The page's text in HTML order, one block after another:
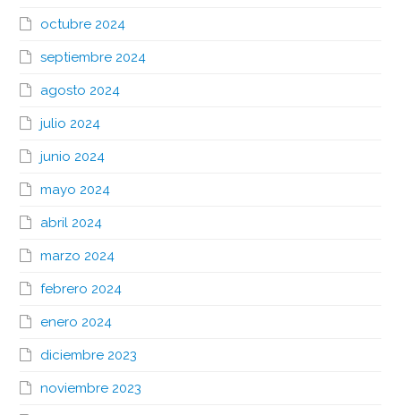
octubre 2024
septiembre 2024
agosto 2024
julio 2024
junio 2024
mayo 2024
abril 2024
marzo 2024
febrero 2024
enero 2024
diciembre 2023
noviembre 2023